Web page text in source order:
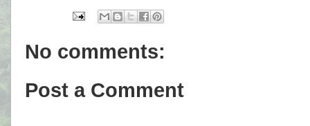
No comments:
Post a Comment